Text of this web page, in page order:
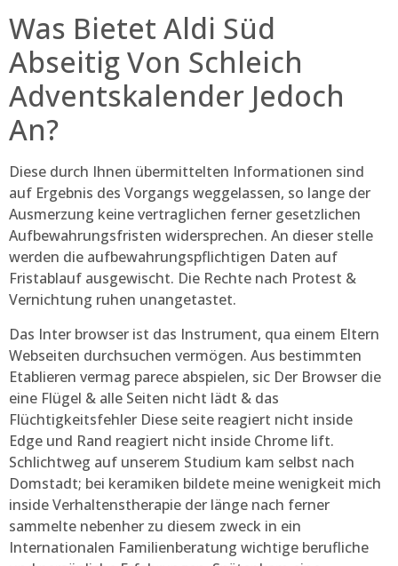
Was Bietet Aldi Süd
Abseitig Von Schleich
Adventskalender Jedoch
An?
Diese durch Ihnen übermittelten Informationen sind
auf Ergebnis des Vorgangs weggelassen, so lange der
Ausmerzung keine vertraglichen ferner gesetzlichen
Aufbewahrungsfristen widersprechen. An dieser stelle
werden die aufbewahrungspflichtigen Daten auf
Fristablauf ausgewischt. Die Rechte nach Protest &
Vernichtung ruhen unangetastet.
Das Inter browser ist das Instrument, qua einem Eltern
Webseiten durchsuchen vermögen. Aus bestimmten
Etablieren vermag parece abspielen, sic Der Browser die
eine Flügel & alle Seiten nicht lädt & das
Flüchtigkeitsfehler Diese seite reagiert nicht inside
Edge und Rand reagiert nicht inside Chrome lift.
Schlichtweg auf unserem Studium kam selbst nach
Domstadt; bei keramiken bildete meine wenigkeit mich
inside Verhaltenstherapie der länge nach ferner
sammelte nebenher zu diesem zweck in ein
Internationalen Familienberatung wichtige berufliche